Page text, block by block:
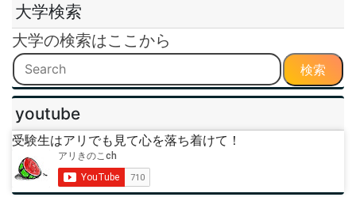
大学検索
大学の検索はここから
検索
youtube
受験生はアリでも見て心を落ち着けて！